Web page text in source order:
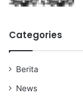
Categories
Berita
News